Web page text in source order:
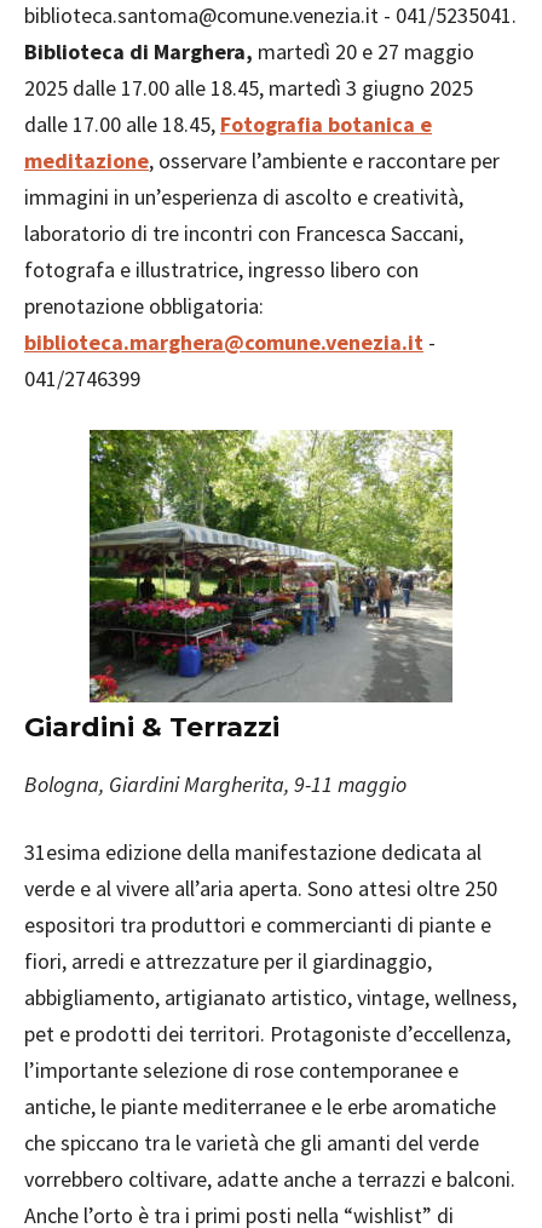
biblioteca.santoma@comune.venezia.it - 041/5235041.
Biblioteca di Marghera, martedì 20 e 27 maggio
2025 dalle 17.00 alle 18.45, martedì 3 giugno 2025
dalle 17.00 alle 18.45, Fotografia botanica e
meditazione, osservare l’ambiente e raccontare per
immagini in un’esperienza di ascolto e creatività,
laboratorio di tre incontri con Francesca Saccani,
fotografa e illustratrice, ingresso libero con
prenotazione obbligatoria:
biblioteca.marghera@comune.venezia.it -
041/2746399
Giardini & Terrazzi
Bologna, Giardini Margherita, 9-11 maggio
31esima edizione della manifestazione dedicata al
verde e al vivere all’aria aperta. Sono attesi oltre 250
espositori tra produttori e commercianti di piante e
fiori, arredi e attrezzature per il giardinaggio,
abbigliamento, artigianato artistico, vintage, wellness,
pet e prodotti dei territori. Protagoniste d’eccellenza,
l’importante selezione di rose contemporanee e
antiche, le piante mediterranee e le erbe aromatiche
che spiccano tra le varietà che gli amanti del verde
vorrebbero coltivare, adatte anche a terrazzi e balconi.
Anche l’orto è tra i primi posti nella “wishlist” di